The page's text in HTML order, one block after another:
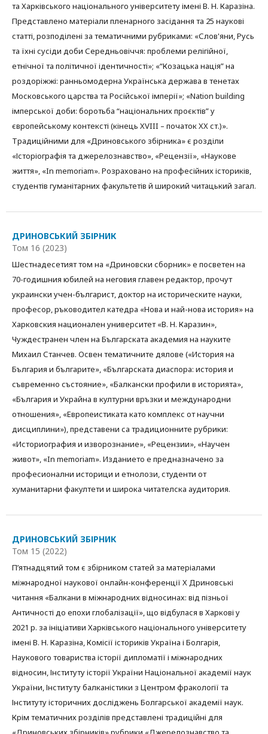
та Харківського національного університету імені В. Н. Каразіна.
Представлено матеріали пленарного засідання та 25 наукові
статті, розподілені за тематичними рубриками: «Слов'яни, Русь
та їхні сусіди доби Середньовіччя: проблеми релігійної,
етнічної та політичної ідентичності»; «“Козацька нація” на
роздоріжжі: ранньомодерна Українська держава в тенетах
Московського царства та Російської імперії»; «Nation building
імперської доби: боротьба “національних проєктів” у
європейському контексті (кінець XVIII – початок XX ст.)».
Традиційними для «Дриновського збірника» є розділи
«Історіографія та джерелознавство», «Рецензії», «Наукове
життя», «In memoriam». Розраховано на професійних істориків,
студентів гуманітарних факультетів й широкий читацький загал.
ДРИНОВСЬКИЙ ЗБІРНИК
Том 16 (2023)
Шестнадесетият том на «Дриновски сборник» е посветен на
70-годишния юбилей на неговия главен редактор, прочут
украински учен-българист, доктор на историческите науки,
професор, ръководител катедра «Нова и най-нова история» на
Харковския национален университет «В. Н. Каразин»,
Чуждестранен член на Българската академия на науките
Михаил Станчев. Освен тематичните дялове («История на
България и българите», «Българската диаспора: история и
съвременно състояние», «Балкански профили в историята»,
«България и Украйна в културни връзки и международни
отношения», «Европеистиката като комплекс от научни
дисциплини»), представени са традиционните рубрики:
«Историография и изворознание», «Рецензии», «Научен
живот», «In memoriam». Изданието е предназначено за
професионални историци и етнолози, студенти от
хуманитарни факултети и широка читателска аудитория.
ДРИНОВСЬКИЙ ЗБІРНИК
Том 15 (2022)
П’ятнадцятий том є збірником статей за матеріалами
міжнародної наукової онлайн-конференції Х Дриновські
читання «Балкани в міжнародних відносинах: від пізньої
Античності до епохи глобалізації», що відбулася в Харкові у
2021 р. за ініціативи Харківського національного університету
імені В. Н. Каразіна, Комісії істориків Україна і Болгарія,
Наукового товариства історії дипломатії і міжнародних
відносин, Інституту історії України Національної академії наук
України, Інституту балканістики з Центром фракології та
Інституту історичних досліджень Болгарської академії наук.
Крім тематичних розділів представлені традиційні для